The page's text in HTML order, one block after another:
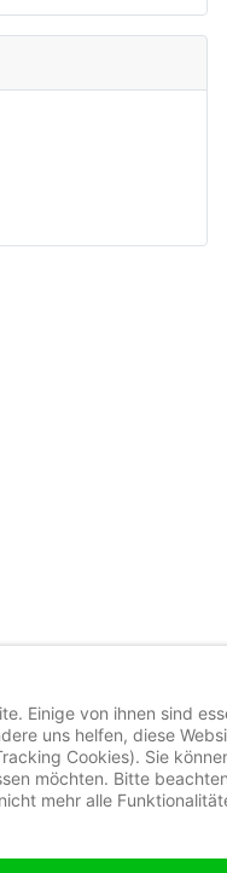
Einige von ihnen sind
uns helfen, diese
Cookies). Sie
möchten. Bitte
mehr alle